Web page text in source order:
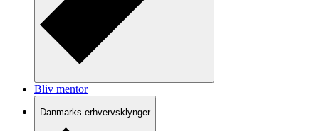
Bliv mentor
Danmarks erhvervsklynger